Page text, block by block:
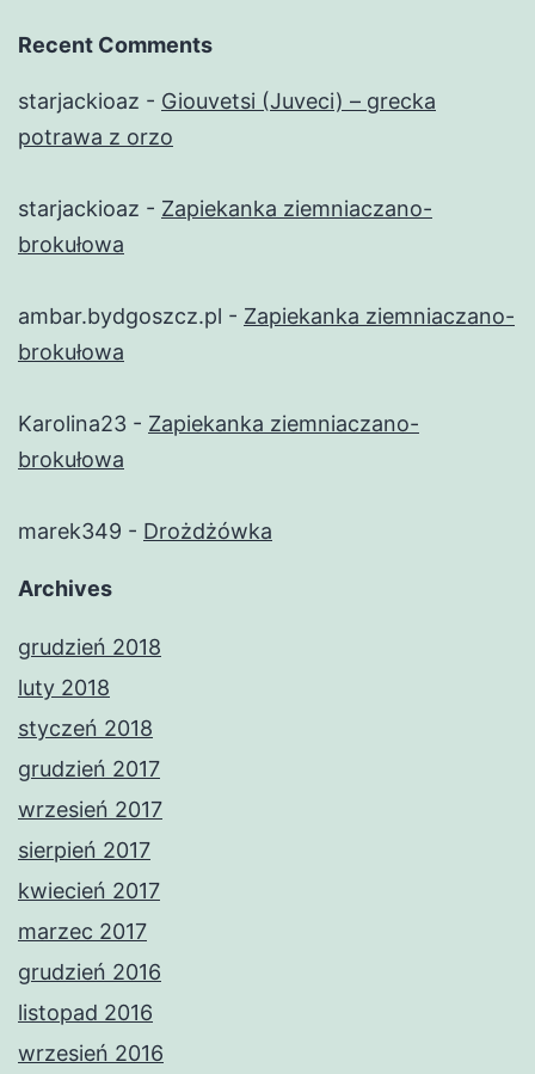
Recent Comments
starjackioaz - Giouvetsi (Juveci) – grecka
potrawa z orzo
starjackioaz - Zapiekanka ziemniaczano-
brokułowa
ambar.bydgoszcz.pl - Zapiekanka ziemniaczano-
brokułowa
Karolina23 - Zapiekanka ziemniaczano-
brokułowa
marek349 - Drożdżówka
Archives
grudzień 2018
luty 2018
styczeń 2018
grudzień 2017
wrzesień 2017
sierpień 2017
kwiecień 2017
marzec 2017
grudzień 2016
listopad 2016
wrzesień 2016